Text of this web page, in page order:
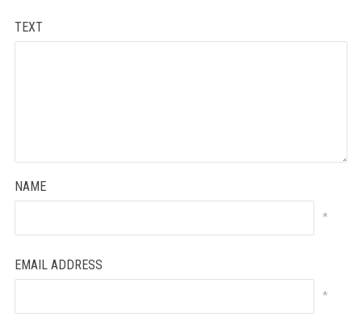
TEXT
NAME
*
EMAIL ADDRESS
*